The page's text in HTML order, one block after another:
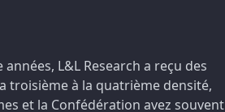
L&L Research a reçu des
troisième à la quatrième densité,
et la Confédération avez souvent